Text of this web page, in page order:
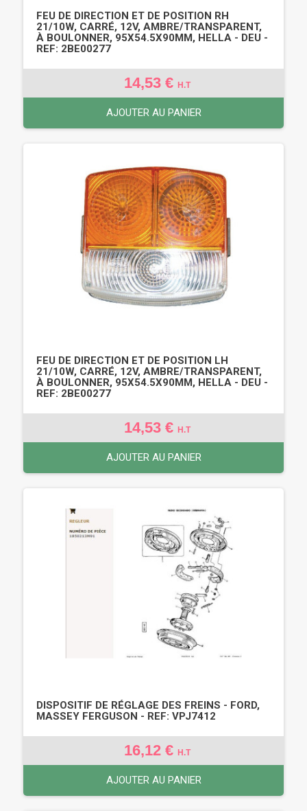
FEU DE DIRECTION ET DE POSITION RH
21/10W, CARRÉ, 12V, AMBRE/TRANSPARENT,
À BOULONNER, 95X54.5X90MM, HELLA - DEU -
REF: 2BE00277
14,53 € H.T
AJOUTER AU PANIER
FEU DE DIRECTION ET DE POSITION LH
21/10W, CARRÉ, 12V, AMBRE/TRANSPARENT,
À BOULONNER, 95X54.5X90MM, HELLA - DEU -
REF: 2BE00277
14,53 € H.T
AJOUTER AU PANIER
DISPOSITIF DE RÉGLAGE DES FREINS - FORD,
MASSEY FERGUSON - REF: VPJ7412
16,12 € H.T
AJOUTER AU PANIER